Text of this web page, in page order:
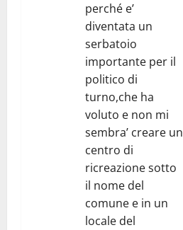
perché e’
diventata un
serbatoio
importante per il
politico di
turno,che ha
voluto e non mi
sembra’ creare un
centro di
ricreazione sotto
il nome del
comune e in un
locale del